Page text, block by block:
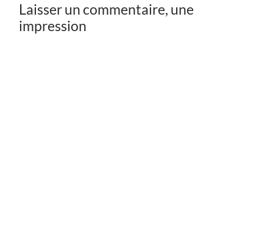
Laisser un commentaire, une
impression